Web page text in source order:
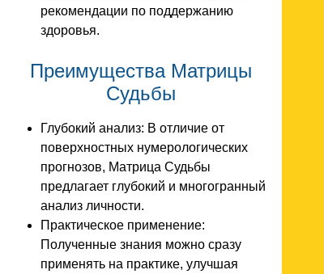
рекомендации по поддержанию
здоровья.
Преимущества Матрицы
Судьбы
Глубокий анализ: В отличие от
поверхностных нумерологических
прогнозов, Матрица Судьбы
предлагает глубокий и многогранный
анализ личности.
Практическое применение:
Полученные знания можно сразу
применять на практике, улучшая